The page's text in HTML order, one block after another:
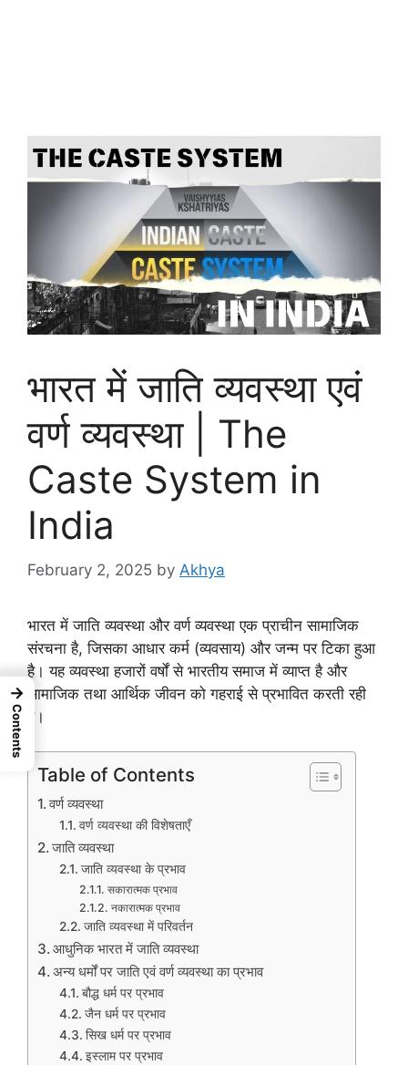
भारत में जाति व्यवस्था एवं
वर्ण व्यवस्था | The
Caste System in
India
February 2, 2025 by Akhya
भारत में जाति व्यवस्था और वर्ण व्यवस्था एक प्राचीन सामाजिक
संरचना है, जिसका आधार कर्म (व्यवसाय) और जन्म पर टिका हुआ
है। यह व्यवस्था हजारों वर्षों से भारतीय समाज में व्याप्त है और
सामाजिक तथा आर्थिक जीवन को गहराई से प्रभावित करती रही
है।
Table of Contents
वर्ण व्यवस्था
वर्ण व्यवस्था की विशेषताएँ
जाति व्यवस्था
जाति व्यवस्था के प्रभाव
सकारात्मक प्रभाव
नकारात्मक प्रभाव
जाति व्यवस्था में परिवर्तन
आधुनिक भारत में जाति व्यवस्था
अन्य धर्मों पर जाति एवं वर्ण व्यवस्था का प्रभाव
बौद्ध धर्म पर प्रभाव
जैन धर्म पर प्रभाव
सिख धर्म पर प्रभाव
इस्लाम पर प्रभाव
→
Contents